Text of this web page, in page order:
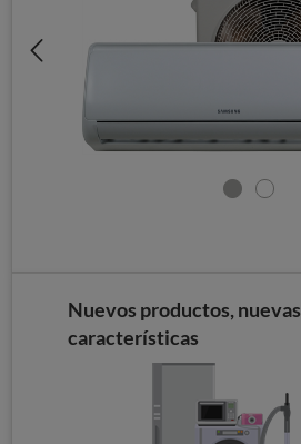
Nuevos productos, nuevas
características